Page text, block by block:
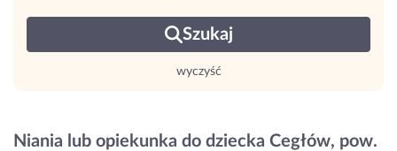
Szukaj
wyczyść
Niania lub opiekunka do dziecka Cegłów, pow.